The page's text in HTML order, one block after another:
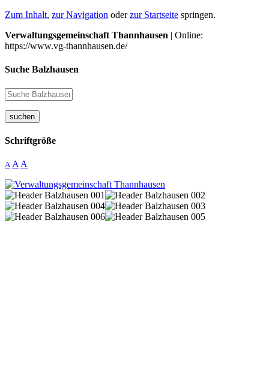
Zum Inhalt, zur Navigation oderzur Startseite springen.
Verwaltungsgemeinschaft Thannhausen | Online:
https://www.vg-thannhausen.de/
Suche Balzhausen
suchen
Schriftgröße
A A A